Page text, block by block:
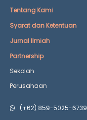
Tentang Kami
Syarat dan Ketentuan
Jurnal Ilmiah
Partnership
Sekolah
Perusahaan
(+62) 859-5025-6739